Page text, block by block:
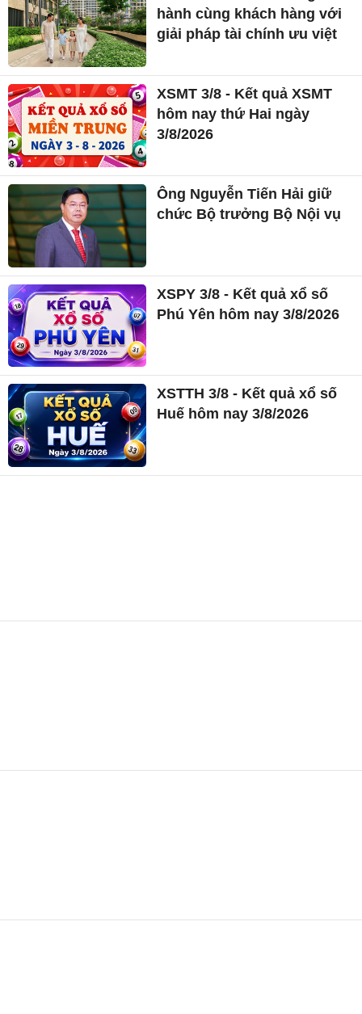
hành cùng khách hàng với
giải pháp tài chính ưu việt
XSMT 3/8 - Kết quả XSMT
hôm nay thứ Hai ngày
3/8/2026
Ông Nguyễn Tiến Hải giữ
chức Bộ trưởng Bộ Nội vụ
XSPY 3/8 - Kết quả xổ số
Phú Yên hôm nay 3/8/2026
XSTTH 3/8 - Kết quả xổ số
Huế hôm nay 3/8/2026